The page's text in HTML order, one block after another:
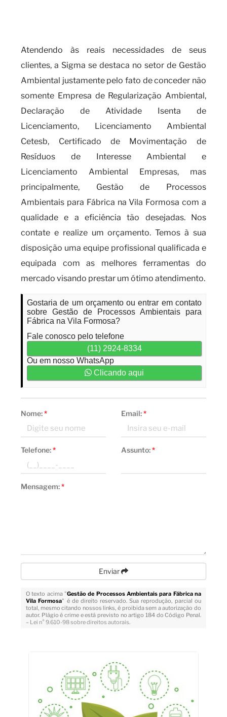
Atendendo às reais necessidades de seus
clientes, a Sigma se destaca no setor de Gestão
Ambiental justamente pelo fato de conceder não
somente Empresa de Regularização Ambiental,
Declaração de Atividade Isenta de
Licenciamento, Licenciamento Ambiental
Cetesb, Certificado de Movimentação de
Resíduos de Interesse Ambiental e
Licenciamento Ambiental Empresas, mas
principalmente, Gestão de Processos
Ambientais para Fábrica na Vila Formosa com a
qualidade e a eficiência tão desejadas. Nos
contate e realize um orçamento. Temos à sua
disposição uma equipe profissional qualificada e
equipada com as melhores ferramentas do
mercado visando prestar um ótimo atendimento.
Gostaria de um orçamento ou entrar em contato
sobre Gestão de Processos Ambientais para
Fábrica na Vila Formosa?
Fale conosco pelo telefone
(11) 2924-8334
Ou em nosso WhatsApp
Clicando aqui
Nome:* Email:*
Telefone:* Assunto:*
Mensagem:*
Enviar
O texto acima "Gestão de Processos Ambientais para Fábrica na
Vila Formosa" é de direito reservado. Sua reprodução, parcial ou
total, mesmo citando nossos links, é proibida sem a autorização do
autor. Plágio é crime e está previsto no artigo 184 do Código Penal.
– Lei n° 9.610-98 sobre direitos autorais.